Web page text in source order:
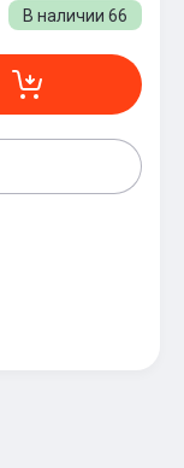
В наличии 66